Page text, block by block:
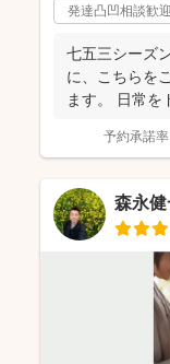
発達凸凹相談歓迎
七五三シーズ
に、こちらを
ます。 日常を
予約承諾率
森永